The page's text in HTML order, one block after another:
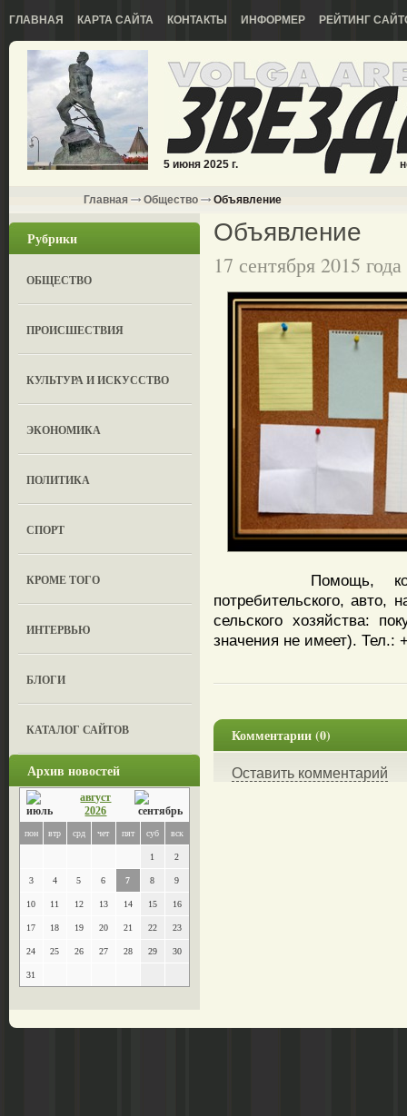
ГЛАВНАЯ КАРТА САЙТА КОНТАКТЫ ИНФОРМЕР РЕЙТИНГ
5 июня 2025 г.
Главная Общество Объявление
Рубрики
ОБЩЕСТВО
ПРОИСШЕСТВИЯ
КУЛЬТУРА И ИСКУССТВО
ЭКОНОМИКА
ПОЛИТИКА
СПОРТ
КРОМЕ ТОГО
ИНТЕРВЬЮ
БЛОГИ
КАТАЛОГ САЙТОВ
Архив новостей
август
2026
пон втр срд чет пят суб вск
1 2
3 4 5 6 7 8 9
10 11 12 13 14 15 16
17 18 19 20 21 22 23
24 25 26 27 28 29 30
31
Объявление
17 сентября 2015 года
Помощь,
потребительского, авто,
сельского хозяйства:
значения не имеет). Тел.:
Комментарии (0)
Оставить комментарий